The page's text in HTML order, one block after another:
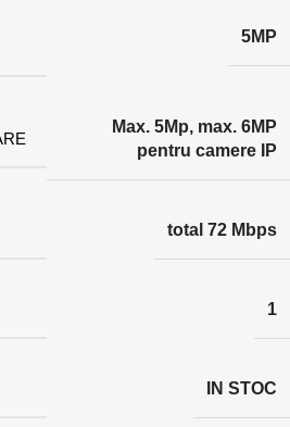
5MP
Max. 5Mp, max. 6MP
pentru camere IP
total 72 Mbps
1
IN STOC